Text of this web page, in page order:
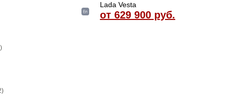
Lada Vesta
от 629 900 руб.